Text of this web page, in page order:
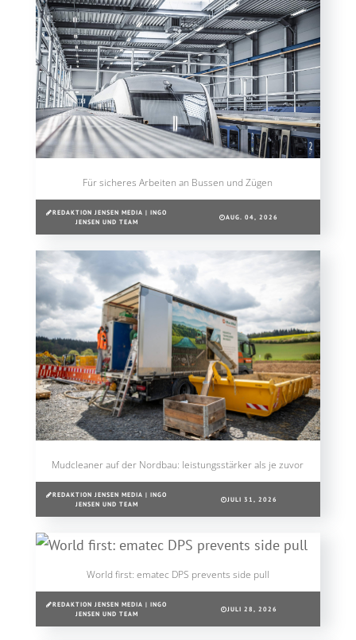
Für sicheres Arbeiten an Bussen und Zügen
REDAKTION JENSEN MEDIA | INGO
JENSEN UND TEAM
AUG. 04, 2026
Mudcleaner auf der Nordbau: leistungsstärker als je zuvor
REDAKTION JENSEN MEDIA | INGO
JENSEN UND TEAM
JULI 31, 2026
World first: ematec DPS prevents side pull
REDAKTION JENSEN MEDIA | INGO
JENSEN UND TEAM
JULI 28, 2026